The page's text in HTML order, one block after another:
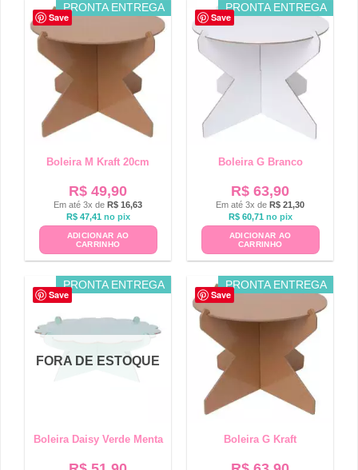
Save
PRONTA ENTREGA
Boleira M Kraft 20cm
R$ 49,90
Em até 3x de R$ 16,63
R$47,41 no pix
ADICIONAR AO
CARRINHO
Save
PRONTA ENTREGA
Boleira G Branco
R$ 63,90
Em até 3x de R$ 21,30
R$60,71 no pix
ADICIONAR AO
CARRINHO
Save
PRONTA ENTREGA
FORA DE ESTOQUE
Boleira Daisy Verde Menta
Save
PRONTA ENTREGA
Boleira G Kraft